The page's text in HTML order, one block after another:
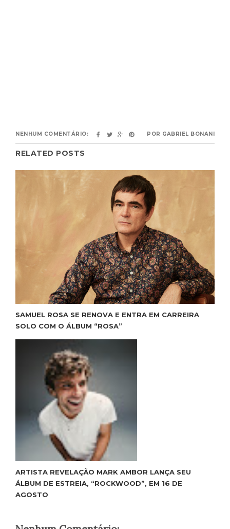
NENHUM COMENTÁRIO: POR GABRIEL BONANI
RELATED POSTS
SAMUEL ROSA SE RENOVA E ENTRA EM CARREIRA
SOLO COM O ÁLBUM “ROSA”
ARTISTA REVELAÇÃO MARK AMBOR LANÇA SEU
ÁLBUM DE ESTREIA, “ROCKWOOD”, EM 16 DE
AGOSTO